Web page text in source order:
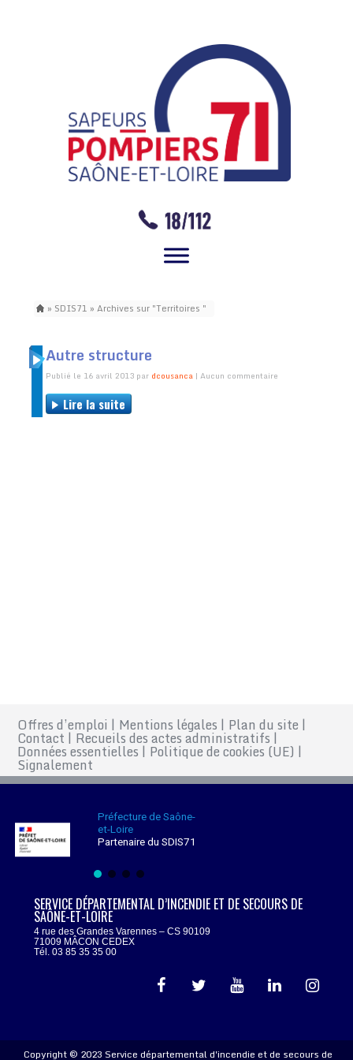
» SDIS71 » Archives sur "Territoires "
Autre structure
Publié le 16 avril 2013 par dcousanca | Aucun commentaire
Lire la suite
Offres d’emploi | Mentions légales | Plan du site |
Contact | Recueils des actes administratifs |
Données essentielles | Politique de cookies (UE) |
Signalement
Préfecture de Saône-
et-Loire
Partenaire du SDIS71
SERVICE DÉPARTEMENTAL D’INCENDIE ET DE SECOURS DE
SAÔNE-ET-LOIRE
4 rue des Grandes Varennes – CS 90109
71009 MÂCON CEDEX
Tél. 03 85 35 35 00
Copyright © 2023 Service départemental d'incendie et de secours de